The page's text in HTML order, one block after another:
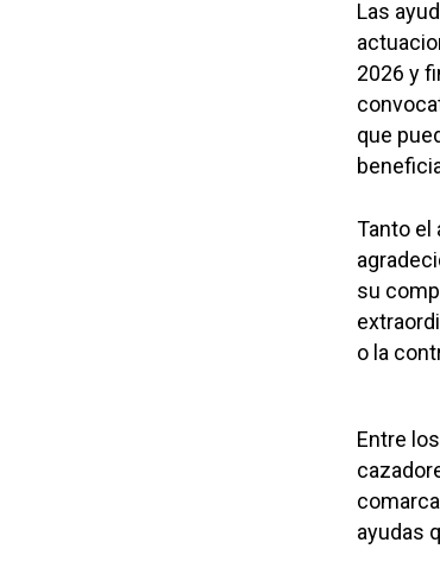
Las
2026 y
que
Tanto el
su
o la
Entre
ayudas